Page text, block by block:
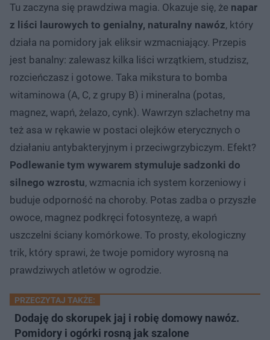
Tu zaczyna się prawdziwa magia. Okazuje się, że napar
z liści laurowych to genialny, naturalny nawóz, który
działa na pomidory jak eliksir wzmacniający. Przepis
jest banalny: zalewasz kilka liści wrzątkiem, studzisz,
rozcieńczasz i gotowe. Taka mikstura to bomba
witaminowa (A, C, z grupy B) i mineralna (potas,
magnez, wapń, żelazo, cynk). Wawrzyn szlachetny ma
też asa w rękawie w postaci olejków eterycznych o
działaniu antybakteryjnym i przeciwgrzybiczym. Efekt?
Podlewanie tym wywarem stymuluje sadzonki do
silnego wzrostu, wzmacnia ich system korzeniowy i
buduje odporność na choroby. Potas zadba o przyszłe
owoce, magnez podkręci fotosyntezę, a wapń
uszczelni ściany komórkowe. To prosty, ekologiczny
trik, który sprawi, że twoje pomidory wyrosną na
prawdziwych atletów w ogrodzie.
PRZECZYTAJ TAKŻE:
Dodaję do skorupek jaj i robię domowy nawóz.
Pomidory i ogórki rosną jak szalone